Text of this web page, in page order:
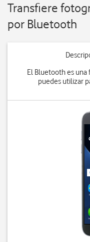
Transfiere
por Bluetooth
El Bluetooth es
puedes utilizar